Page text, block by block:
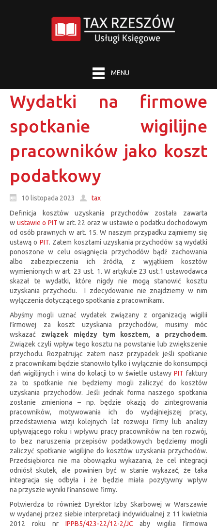
MENU
Wydatki na firmowe
spotkanie wigilijne
pracowników jako koszt
podatkowy
10 listopada 2023
tax
Definicja kosztów uzyskania przychodów została zawarta
w ustawie o PIT w art. 22 oraz w ustawie o podatku dochodowym
od osób prawnych w art. 15. W naszym przypadku zajmiemy się
ustawą o PIT. Zatem kosztami uzyskania przychodów są wydatki
ponoszone w celu osiągnięcia przychodów bądź zachowania
albo zabezpieczenia ich źródła, z wyjątkiem kosztów
wymienionych w art. 23 ust. 1. W artykule 23 ust.1 ustawodawca
skazał te wydatki, które nigdy nie mogą stanowić kosztu
uzyskania przychodu. I zdecydowanie nie znajdziemy w nim
wyłączenia dotyczącego spotkania z pracownikami.
Abyśmy mogli uznać wydatek związany z organizacją wigilii
firmowej za koszt uzyskania przychodów, musimy móc
wskazać związek między tym kosztem, a przychodem.
Związek czyli wpływ tego kosztu na powstanie lub zwiększenie
przychodu. Rozpatrując zatem nasz przypadek jeśli spotkanie
z pracownikami będzie stanowiło tylko i wyłącznie do konsumpcji
dań wigilijnych i wina do kolacji to w świetle ustawy PIT faktury
za to spotkanie nie będziemy mogli zaliczyć do kosztów
uzyskania przychodów. Jeśli jednak forma naszego spotkania
zostanie zmieniona – np. będzie okazją do zintegrowania
pracowników, motywowania ich do wydajniejszej pracy,
przedstawienia wizji kolejnych lat rozwoju firmy lub analizy
upływającego roku i wpływu pracy pracowników na ten rozwój,
to bez naruszenia przepisów podatkowych będziemy mogli
zaliczyć spotkanie wigilijne do kosztów uzyskania przychodów.
Przedsiębiorca nie ma obowiązku wykazania, że cel integracji
odniósł skutek, ale powinien być w stanie wykazać, że taka
integracja się odbyła i że będzie miała pozytywny wpływ
na przyszłe wyniki finansowe firmy.
Potwierdza to również Dyrektor Izby Skarbowej w Warszawie
w wydanej przez siebie interpretacji indywidualnej z 11 kwietnia
2012 roku nr IPPB5/423-22/12-2/JC aby wigilia firmowa